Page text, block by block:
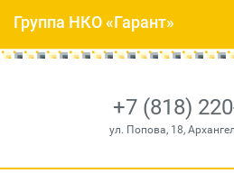
+7 (818)
ул. Попова, 18,
Группа НКО «Гарант»